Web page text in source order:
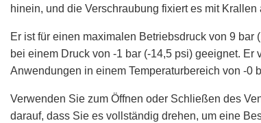
hinein, und die Verschraubung fixiert es mit Krallen
Er ist für einen maximalen Betriebsdruck von 9
bei einem Druck von -1 bar (-14,5 psi) geeignet.
Anwendungen in einem Temperaturbereich von -0
Verwenden Sie zum Öffnen oder Schließen des
darauf, dass Sie es vollständig drehen, um eine